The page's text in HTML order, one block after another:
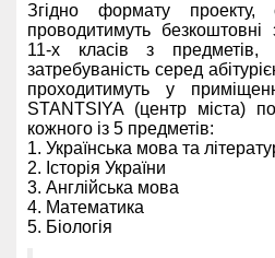
Згідно формату проекту,
проводитимуть
11-х класів з
затребуваність серед
проходитимуть у
STANTSIYA (центр міста)
кожного із 5 предметів:
1. Українська мова та
2. Історія України
3. Англійська мова
4. Математика
5. Біологія